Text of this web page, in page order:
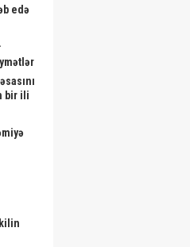
edə
bir ili